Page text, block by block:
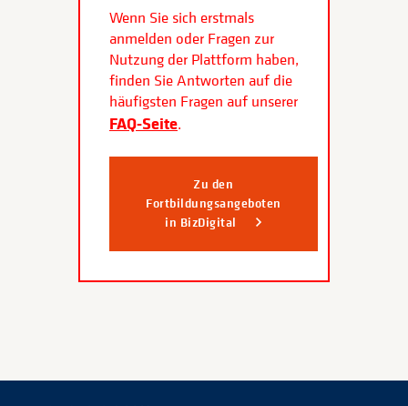
Wenn Sie sich erstmals
anmelden oder Fragen zur
Nutzung der Plattform haben,
finden Sie Antworten auf die
häufigsten Fragen auf unserer
FAQ-Seite.
Zu den
Fortbildungsangeboten
in BizDigital